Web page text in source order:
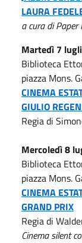
LAURA
a cura di Paper
Martedì 7
Biblioteca
piazza Mons.
CINEMA
GIULIO
Regia di
Mercoledì 8
Biblioteca
piazza Mons.
CINEMA
GRAND PRIX
Regia di
Cinema silent